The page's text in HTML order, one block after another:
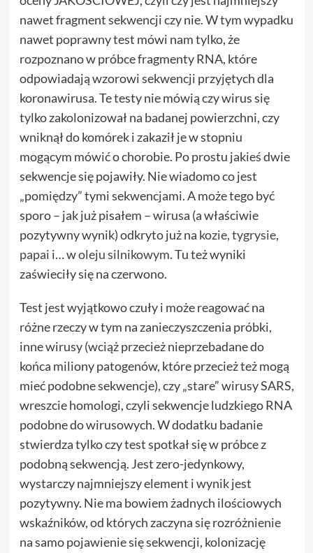
nawet fragment sekwencji czy nie. W tym wypadku
nawet poprawny test mówi nam tylko, że
rozpoznano w próbce fragmenty RNA, które
odpowiadają wzorowi sekwencji przyjętych dla
koronawirusa. Te testy nie mówią czy wirus się
tylko zakolonizował na badanej powierzchni, czy
wniknął do komórek i zakaził je w stopniu
mogącym mówić o chorobie. Po prostu jakieś dwie
sekwencje się pojawiły. Nie wiadomo co jest
„pomiędzy” tymi sekwencjami. A może tego być
sporo – jak już pisałem – wirusa (a właściwie
pozytywny wynik) odkryto już na kozie,tygrysie,
papai i… woleju silnikowym. Tu też wyniki
zaświeciły się na czerwono.
Test jest wyjątkowo czuły i może reagować na
różne rzeczy w tym na zanieczyszczenia próbki,
inne wirusy (wciąż przecież nieprzebadane do
końca miliony patogenów, które przecież też mogą
mieć podobne sekwencje), czy „stare” wirusy SARS,
wreszcie homologi, czyli sekwencje ludzkiego RNA
podobne do wirusowych. W dodatku badanie
stwierdza tylko czy test spotkał się w próbce z
podobną sekwencją. Jest zero-jedynkowy,
wystarczy najmniejszy element i wynik jest
pozytywny. Nie ma bowiem żadnych ilościowych
wskaźników, od których zaczyna się rozróżnienie
na samo pojawienie się sekwencji, kolonizację